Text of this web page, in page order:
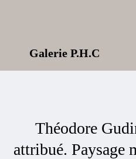
Galerie P.H.C
Théodore
attribué. Paysage